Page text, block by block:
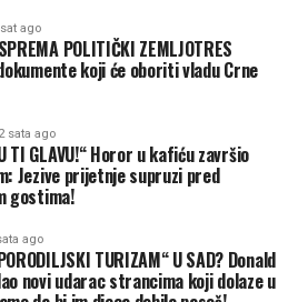
od dijelova gdje će u subotu
do sedam stepeni, na jugu
biti gotovo neprimjetna i
za samo jedan do tri stepena.
sunčano, a na
ago
POLITIČKI ZEMLJOTRES
koji će oboriti vladu Crne
2 sata ago
TI GLAVU!“ Horor u kafiću završio
Jezive prijetnje supruzi pred
gostima!
ago
TURIZAM“ U SAD? Donald
novi udarac strancima koji dolaze u